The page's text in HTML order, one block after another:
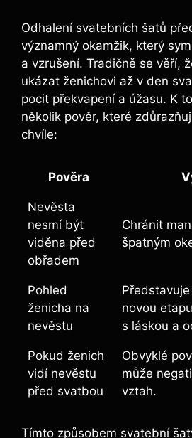
Odhalení svatebních šatů
významný okamžik, který
a vzrušení. Tradičně se věří,
ukázat ženichovi až v den
pocit překvapení a úžasu. K
několik pověr, které
chvíle:
Pověra
Nevěsta
nesmí být
viděna před
obřadem
Chránit
špatným
Pohled
ženicha na
nevěstu
novou
s láskou a
Pokud ženich
vidí nevěstu
před svatbou
Obvyklé
může
vztah.
Tímto způsobem svatební